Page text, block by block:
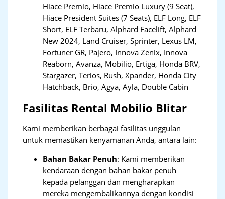
Hiace Premio, Hiace Premio Luxury (9 Seat),
Hiace President Suites (7 Seats), ELF Long, ELF
Short, ELF Terbaru, Alphard Facelift, Alphard
New 2024, Land Cruiser, Sprinter, Lexus LM,
Fortuner GR, Pajero, Innova Zenix, Innova
Reaborn, Avanza, Mobilio, Ertiga, Honda BRV,
Stargazer, Terios, Rush, Xpander, Honda City
Hatchback, Brio, Agya, Ayla, Double Cabin
Fasilitas Rental Mobilio Blitar
Kami memberikan berbagai fasilitas unggulan
untuk memastikan kenyamanan Anda, antara lain:
Bahan Bakar Penuh: Kami memberikan
kendaraan dengan bahan bakar penuh
kepada pelanggan dan mengharapkan
mereka mengembalikannya dengan kondisi